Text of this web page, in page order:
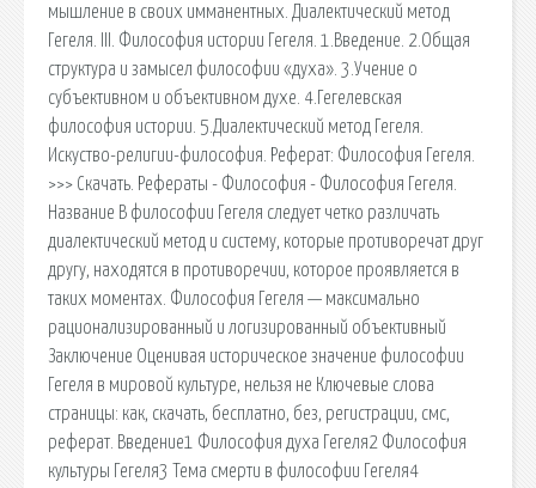
мышление в своих имманентных. Диалектический метод
Гегеля. III. Философия истории Гегеля. 1.Введение. 2.Общая
структура и замысел философии «духа». 3.Учение о
субъективном и объективном духе. 4.Гегелевская
философия истории. 5.Диалектический метод Гегеля.
Искуство-религии-философия. Реферат: Философия Гегеля.
>>> Скачать. Рефераты - Философия - Философия Гегеля.
Название В философии Гегеля следует четко различать
диалектический метод и систему, которые противоречат друг
другу, находятся в противоречии, которое проявляется в
таких моментах. Философия Гегеля — максимально
рационализированный и логизированный объективный
Заключение Оценивая историческое значение философии
Гегеля в мировой культуре, нельзя не Ключевые слова
страницы: как, скачать, бесплатно, без, регистрации, смс,
реферат. Введение1 Философия духа Гегеля2 Философия
культуры Гегеля3 Тема смерти в философии Гегеля4